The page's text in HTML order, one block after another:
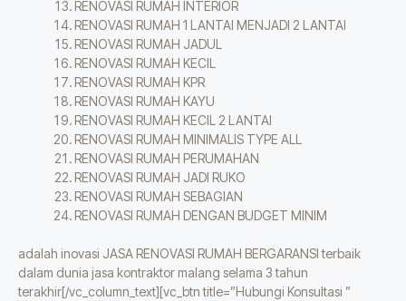
RENOVASI RUMAH INTERIOR
RENOVASI RUMAH 1 LANTAI MENJADI 2 LANTAI
RENOVASI RUMAH JADUL
RENOVASI RUMAH KECIL
RENOVASI RUMAH KPR
RENOVASI RUMAH KAYU
RENOVASI RUMAH KECIL 2 LANTAI
RENOVASI RUMAH MINIMALIS TYPE ALL
RENOVASI RUMAH PERUMAHAN
RENOVASI RUMAH JADI RUKO
RENOVASI RUMAH SEBAGIAN
RENOVASI RUMAH DENGAN BUDGET MINIM
adalah inovasi JASA RENOVASI RUMAH BERGARANSI terbaik
dalam dunia jasa kontraktor malang selama 3 tahun
terakhir[/vc_column_text][vc_btn title=”Hubungi Konsultasi ”